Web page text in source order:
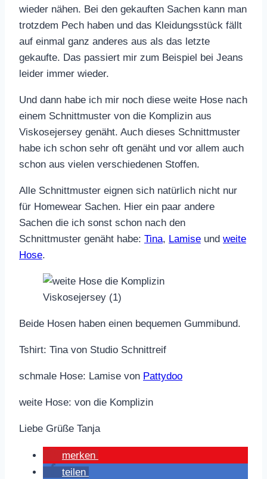
wieder nähen. Bei den gekauften Sachen kann man
trotzdem Pech haben und das Kleidungsstück fällt
auf einmal ganz anderes aus als das letzte
gekaufte. Das passiert mir zum Beispiel bei Jeans
leider immer wieder.
Und dann habe ich mir noch diese weite Hose nach
einem Schnittmuster von die Komplizin aus
Viskosejersey genäht. Auch dieses Schnittmuster
habe ich schon sehr oft genäht und vor allem auch
schon aus vielen verschiedenen Stoffen.
Alle Schnittmuster eignen sich natürlich nicht nur
für Homewear Sachen. Hier ein paar andere
Sachen die ich sonst schon nach den
Schnittmuster genäht habe: Tina, Lamise und weite
Hose.
Beide Hosen haben einen bequemen Gummibund.
Tshirt: Tina von Studio Schnittreif
schmale Hose: Lamise von Pattydoo
weite Hose: von die Komplizin
Liebe Grüße Tanja
merken
teilen